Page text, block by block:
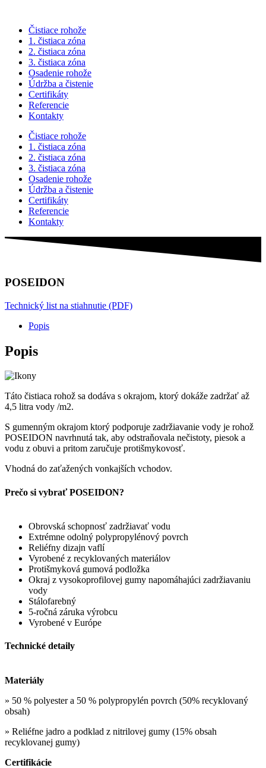
Čistiace rohože
1. čistiaca zóna
2. čistiaca zóna
3. čistiaca zóna
Osadenie rohože
Údržba a čistenie
Certifikáty
Referencie
Kontakty
Čistiace rohože
1. čistiaca zóna
2. čistiaca zóna
3. čistiaca zóna
Osadenie rohože
Údržba a čistenie
Certifikáty
Referencie
Kontakty
POSEIDON
Technický list na stiahnutie (PDF)
Popis
Popis
Táto čistiaca rohož sa dodáva s okrajom, ktorý dokáže zadržať až
4,5 litra vody /m2.
S gumenným okrajom ktorý podporuje zadržiavanie vody je rohož
POSEIDON navrhnutá tak, aby odstraňovala nečistoty, piesok a
vodu z obuvi a pritom zaručuje protišmykovosť.
Vhodná do zaťažených vonkajších vchodov.
Prečo si vybrať POSEIDON?
Obrovská schopnosť zadržiavať vodu
Extrémne odolný polypropylénový povrch
Reliéfny dizajn vaflí
Vyrobené z recyklovaných materiálov
Protišmyková gumová podložka
Okraj z vysokoprofilovej gumy napomáhajúci zadržiavaniu
vody
Stálofarebný
5-ročná záruka výrobcu
Vyrobené v Európe
Technické detaily
Materiály
» 50 % polyester a 50 % polypropylén povrch (50% recyklovaný
obsah)
» Reliéfne jadro a podklad z nitrilovej gumy (15% obsah
recyklovanej gumy)
Certifikácie